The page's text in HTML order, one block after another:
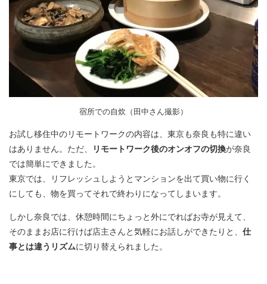
宿所での自炊（田中さん撮影）
お試し移住中のリモートワークの内容は、東京も奈良も特に違い
はありません。ただ、
リモートワーク後のオンオフの切換が奈良
では簡単にできました。​
東京では、リフレッシュしようとマンションを出て買い物に行く
にしても、物を買ってそれで終わりになってしまいます。
しかし奈良では、休憩時間にちょっと外にでればお寺が見えて、
そのままお店に行けば店主さんと気軽にお話しができたりと、 仕
事とは違うリズムに切り替えられました。